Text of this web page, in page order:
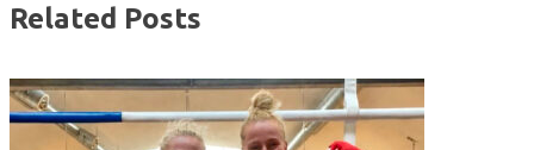
Related Posts